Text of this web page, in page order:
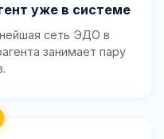
уже в системе
сеть ЭДО в
занимает пару